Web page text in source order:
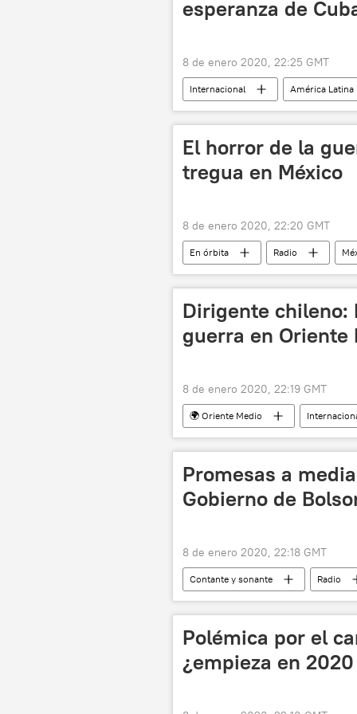
esperanza de
8 de enero 2020, 22:25 GMT
Internacional América Latina
noticias
El horror de la
tregua en México
8 de enero 2020, 22:20 GMT
En órbita Radio
Irán
CELAC
Dirigente chileno:
guerra en Oriente
8 de enero 2020, 22:19 GMT
🌍 Oriente Medio
Irán
Marco Enríquez-
Promesas a
Gobierno de
8 de enero 2020, 22:18 GMT
Contante y sonante Radio
Amazonia
corrupción
Polémica por el
¿empieza en